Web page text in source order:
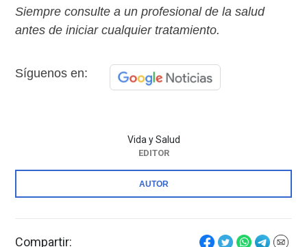
Siempre consulte a un profesional de la salud
antes de iniciar cualquier tratamiento.
Síguenos en:
Vida y Salud
EDITOR
AUTOR
Compartir: